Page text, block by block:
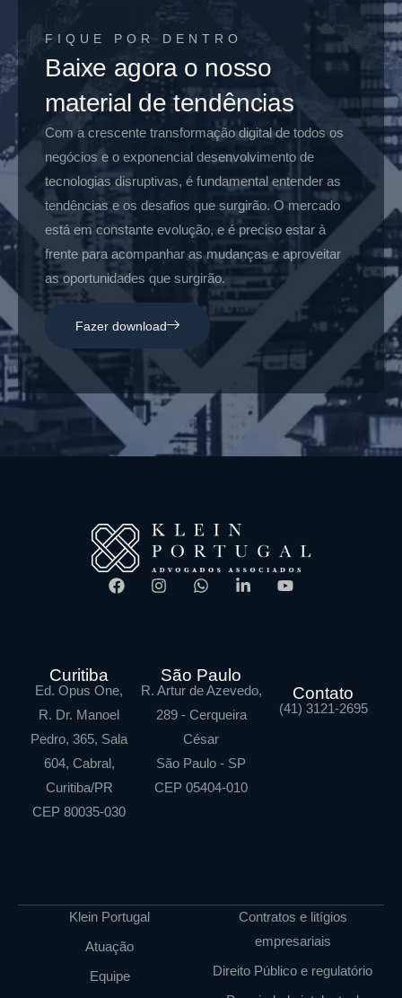
FIQUE POR DENTRO
Baixe agora o nosso
material de tendências
Com a crescente transformação digital de todos os
negócios e o exponencial desenvolvimento de
tecnologias disruptivas, é fundamental entender as
tendências e os desafios que surgirão. O mercado
está em constante evolução, e é preciso estar à
frente para acompanhar as mudanças e aproveitar
as oportunidades que surgirão.
Fazer download
Curitiba
Ed. Opus One,
R. Dr. Manoel
Pedro, 365, Sala
604, Cabral,
Curitiba/PR
CEP 80035-030
São Paulo
R. Artur de Azevedo,
289 - Cerqueira
César
São Paulo - SP
CEP 05404-010
Contato
(41) 3121-2695
Klein Portugal
Atuação
Equipe
Contratos e litígios
empresariais
Direito Público e regulatório